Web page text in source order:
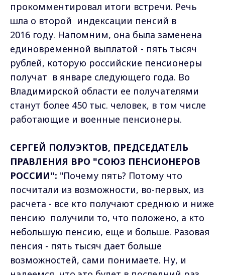
прокомментировал итоги встречи. Речь
шла о второй индексации пенсий в
2016 году. Напомним, она была заменена
единовременной выплатой - пять тысяч
рублей, которую российские пенсионеры
получат в январе следующего года. Во
Владимирской области ее получателями
станут более 450 тыс. человек, в том числе
работающие и военные пенсионеры.
СЕРГЕЙ ПОЛУЭКТОВ, ПРЕДСЕДАТЕЛЬ
ПРАВЛЕНИЯ ВРО "СОЮЗ ПЕНСИОНЕРОВ
РОССИИ": "Почему пять? Потому что
посчитали из возможности, во-первых, из
расчета - все кто получают среднюю и ниже
пенсию получили то, что положено, а кто
небольшую пенсию, еще и больше. Разовая
пенсия - пять тысяч дает больше
возможностей, сами понимаете. Ну, и